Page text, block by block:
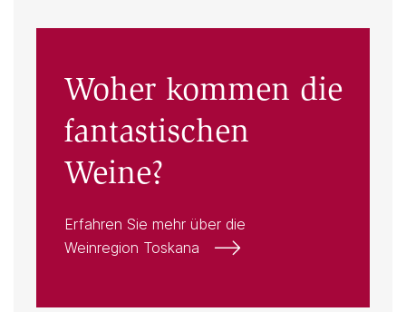
Woher kommen die
fantastischen
Weine?
Erfahren Sie mehr über die
Weinregion Toskana